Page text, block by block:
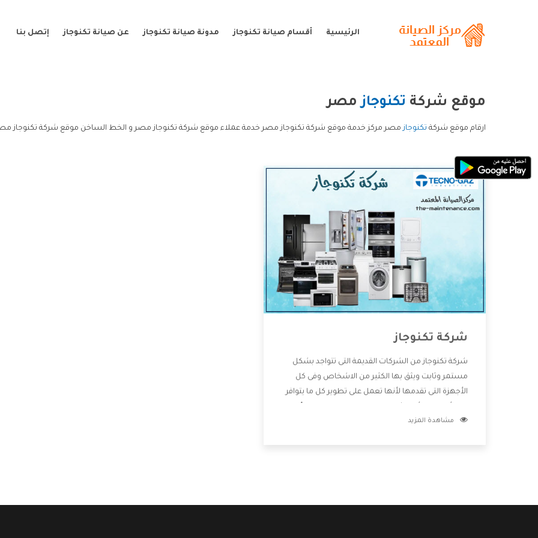
الرئيسية أقسام صيانة تكنوجاز مدونة صيانة تكنوجاز عن صيانة تكنوجاز إتصل بنا
موقع شركة تكنوجازمصر
ارقام موقع شركة تكنوجازمصر مركز خدمة موقع شركة تكنوجاز مصر خدمة عملاء موقع شركة تكنوجاز مصر و الخط الساخن موقع شركة تكنوجاز
شركة تكنوجاز
شركة تكنوجاز من الشركات القديمة التى تتواجد بشكل
مستمر وثابت ويثق بها الكثير من الاشخاص وفى كل
الأجهزة التى تقدمها لأنها تعمل على تطوير كل ما يتوافر
خدمات ما بعد البيع مع المنتجات وتقدم للعملاء أقوى
مشاهدة المزيد